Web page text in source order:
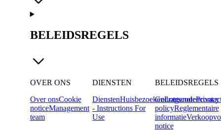
BELEIDSREGELS
OVER ONS
Over onsCookie
noticeManagement
team
DIENSTEN
DienstenHuisbezoeken
- Instructions For
Use
BELEIDSREGELS
GedragscodePrivacy
policyReglementaire
informatie
notice